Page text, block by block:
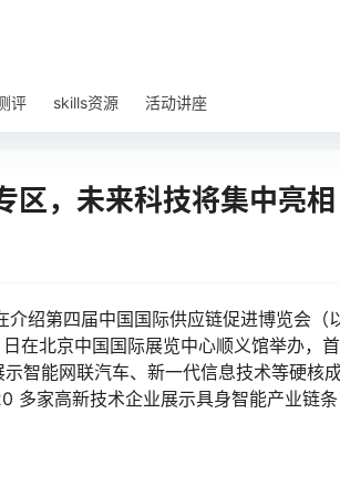
评 skills资源 活动讲座
，未来科技将集中亮相
绍第四届中国国际供应链促进博览会（
在北京中国国际展览中心顺义馆举办，
智能网联汽车、新一代信息技术等硬核
多家高新技术企业展示具身智能产业链